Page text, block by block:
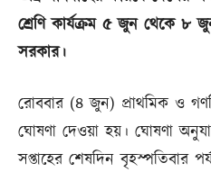
শ্রেণি কার্যক্রম ৫ জুন থেকে ৮
সরকার।
রোববার (৪ জুন) প্রাথমিক ও
ঘোষণা দেওয়া হয়। ঘোষণা
সপ্তাহের শেষদিন বৃহস্পতিবার